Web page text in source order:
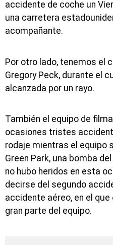
accidente de coche un
una carretera
acompañante.
Por otro lado, tenemos el
Gregory Peck, durante el
alcanzada por un rayo.
También el equipo de
ocasiones tristes
rodaje mientras el equipo
Green Park, una bomba
no hubo heridos en esta
decirse del segundo
accidente aéreo, en el
gran parte del equipo.